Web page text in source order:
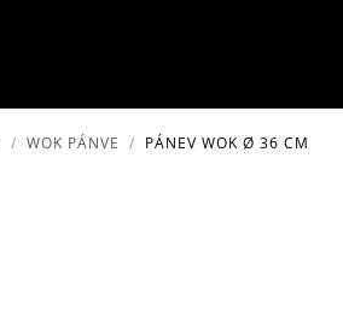
WOK PÁNVE PÁNEV WOK Ø 36 CM